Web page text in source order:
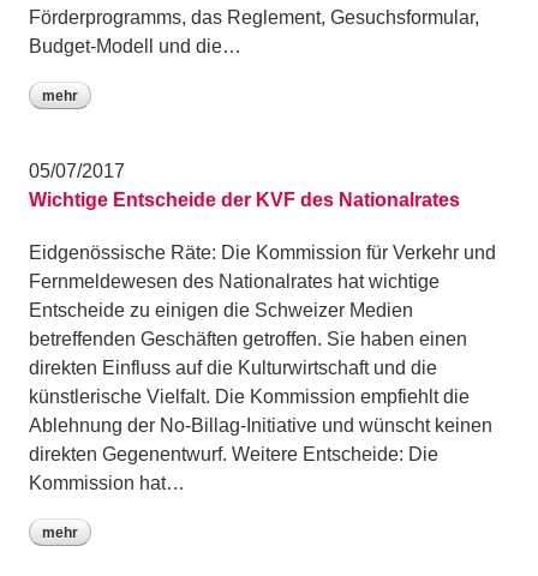
Förderprogramms, das Reglement, Gesuchsformular,
Budget-Modell und die…
mehr
05/07/2017
Wichtige Entscheide der KVF des Nationalrates
Eidgenössische Räte: Die Kommission für Verkehr und
Fernmeldewesen des Nationalrates hat wichtige
Entscheide zu einigen die Schweizer Medien
betreffenden Geschäften getroffen. Sie haben einen
direkten Einfluss auf die Kulturwirtschaft und die
künstlerische Vielfalt. Die Kommission empfiehlt die
Ablehnung der No-Billag-Initiative und wünscht keinen
direkten Gegenentwurf. Weitere Entscheide: Die
Kommission hat…
mehr